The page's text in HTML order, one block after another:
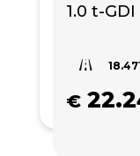
1.0 t-
€